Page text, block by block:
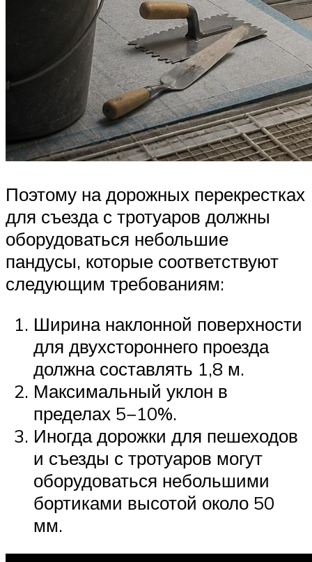
Поэтому на дорожных перекрестках
для съезда с тротуаров должны
оборудоваться небольшие
пандусы, которые соответствуют
следующим требованиям:
Ширина наклонной поверхности
для двухстороннего проезда
должна составлять 1,8 м.
Максимальный уклон в
пределах 5−10%.
Иногда дорожки для пешеходов
и съезды с тротуаров могут
оборудоваться небольшими
бортиками высотой около 50
мм.